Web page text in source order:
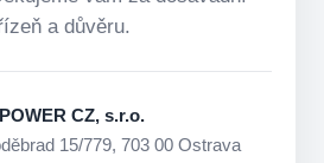
a důvěru.
CZ, s.r.o.
15/779, 703 00 Ostrava